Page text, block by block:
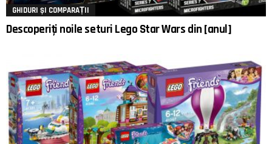
GHIDURI ȘI COMPARAȚII
Descoperiți noile seturi Lego Star Wars din [anul]